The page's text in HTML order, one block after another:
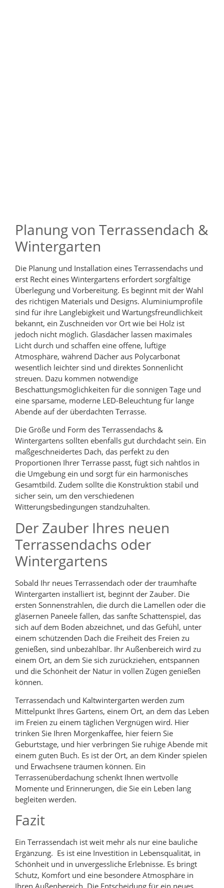
Planung von Terrassendach &
Wintergarten
Die Planung und Installation eines Terrassendachs und
erst Recht eines Wintergartens erfordert sorgfältige
Überlegung und Vorbereitung. Es beginnt mit der Wahl
des richtigen Materials und Designs. Aluminiumprofile
sind für ihre Langlebigkeit und Wartungsfreundlichkeit
bekannt, ein Zuschneiden vor Ort wie bei Holz ist
jedoch nicht möglich. Glasdächer lassen maximales
Licht durch und schaffen eine offene, luftige
Atmosphäre, während Dächer aus Polycarbonat
wesentlich leichter sind und direktes Sonnenlicht
streuen. Dazu kommen notwendige
Beschattungsmöglichkeiten für die sonnigen Tage und
eine sparsame, moderne LED-Beleuchtung für lange
Abende auf der überdachten Terrasse.
Die Größe und Form des Terrassendachs &
Wintergartens sollten ebenfalls gut durchdacht sein. Ein
maßgeschneidertes Dach, das perfekt zu den
Proportionen Ihrer Terrasse passt, fügt sich nahtlos in
die Umgebung ein und sorgt für ein harmonisches
Gesamtbild. Zudem sollte die Konstruktion stabil und
sicher sein, um den verschiedenen
Witterungsbedingungen standzuhalten.
Der Zauber Ihres neuen
Terrassendachs oder
Wintergartens
Sobald Ihr neues Terrassendach oder der traumhafte
Wintergarten installiert ist, beginnt der Zauber. Die
ersten Sonnenstrahlen, die durch die Lamellen oder die
gläsernen Paneele fallen, das sanfte Schattenspiel, das
sich auf dem Boden abzeichnet, und das Gefühl, unter
einem schützenden Dach die Freiheit des Freien zu
genießen, sind unbezahlbar. Ihr Außenbereich wird zu
einem Ort, an dem Sie sich zurückziehen, entspannen
und die Schönheit der Natur in vollen Zügen genießen
können.
Terrassendach und Kaltwintergarten werden zum
Mittelpunkt Ihres Gartens, einem Ort, an dem das Leben
im Freien zu einem täglichen Vergnügen wird. Hier
trinken Sie Ihren Morgenkaffee, hier feiern Sie
Geburtstage, und hier verbringen Sie ruhige Abende mit
einem guten Buch. Es ist der Ort, an dem Kinder spielen
und Erwachsene träumen können. Ein
Terrassenüberdachung schenkt Ihnen wertvolle
Momente und Erinnerungen, die Sie ein Leben lang
begleiten werden.
Fazit
Ein Terrassendach ist weit mehr als nur eine bauliche
Ergänzung. Es ist eine Investition in Lebensqualität, in
Schönheit und in unvergessliche Erlebnisse. Es bringt
Schutz, Komfort und eine besondere Atmosphäre in